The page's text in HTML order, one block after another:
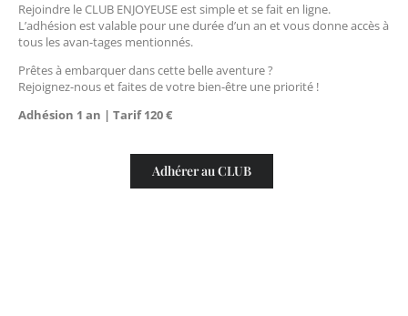
Rejoindre le CLUB ENJOYEUSE est simple et se fait en ligne.
L’adhésion est valable pour une durée d’un an et vous donne accès à
tous les avan-tages mentionnés.
Prêtes à embarquer dans cette belle aventure ?
Rejoignez-nous et faites de votre bien-être une priorité !
Adhésion 1 an | Tarif 120 €
Adhérer au CLUB